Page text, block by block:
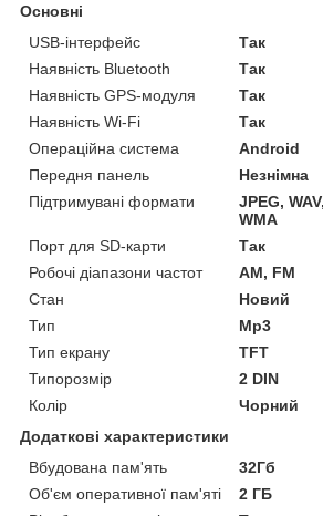
Основні
USB-інтерфейс
Так
Наявність Bluetooth
Так
Наявність GPS-модуля
Так
Наявність Wi-Fi
Так
Операційна система
Android
Передня панель
Незнімна
Підтримувані формати
JPEG,
WMA
Порт для SD-карти
Так
Робочі діапазони частот
AM, FM
Стан
Новий
Тип
Mp3
Тип екрану
TFT
Типорозмір
2 DIN
Колір
Чорний
Додаткові характеристики
Вбудована пам'ять
32Гб
Об'єм оперативної пам'яті
2 ГБ